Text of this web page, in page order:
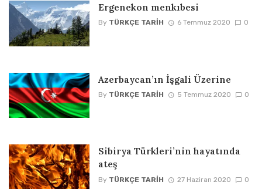
Ergenekon menkıbesi
By TÜRKÇE TARIH 6 Temmuz 2020 0
Azerbaycan’ın İşgali Üzerine
By TÜRKÇE TARIH 5 Temmuz 2020 0
Sibirya Türkleri’nin hayatında
ateş
By TÜRKÇE TARIH 27 Haziran 2020 0